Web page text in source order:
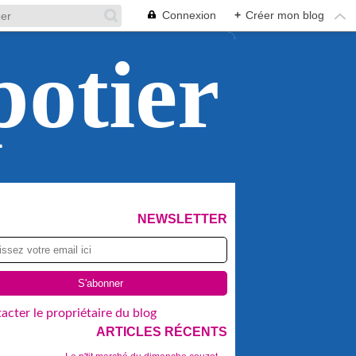
Connexion + Créer mon blog
NEWSLETTER
le propriétaire du blog
ARTICLES RÉCENTS